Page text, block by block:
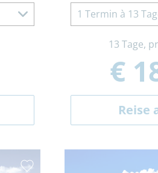
1 Termin à 13
13 Tage,
€
Reise